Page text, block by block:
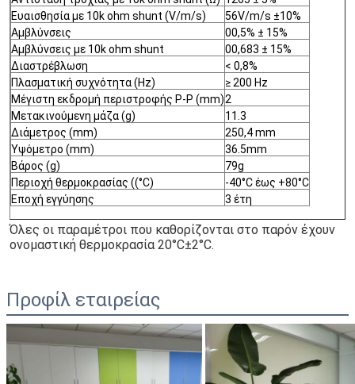
Ευαισθησία με 10k ohm shunt (V/m/s)
56V/m/s ±10%
Αμβλύνσεις
00,5% ± 15%
Αμβλύνσεις με 10k ohm shunt
00,683 ± 15%
Διαστρέβλωση
< 0,8%
Πλασματική συχνότητα (Hz)
≥ 200 Hz
Μέγιστη εκδρομή περιστροφής P-P (mm)2
Μετακινούμενη μάζα (g)
11.3
Διάμετρος (mm)
250,4 mm
Υψόμετρο (mm)
36.5mm
Βάρος (g)
79g
Περιοχή θερμοκρασίας ((°C)
-40°C έως +80°C
Εποχή εγγύησης
3 έτη
Όλες οι παραμέτροι που καθορίζονται στο παρόν έχουν
ονομαστική θερμοκρασία 20°C±2°C.
Προφίλ εταιρείας